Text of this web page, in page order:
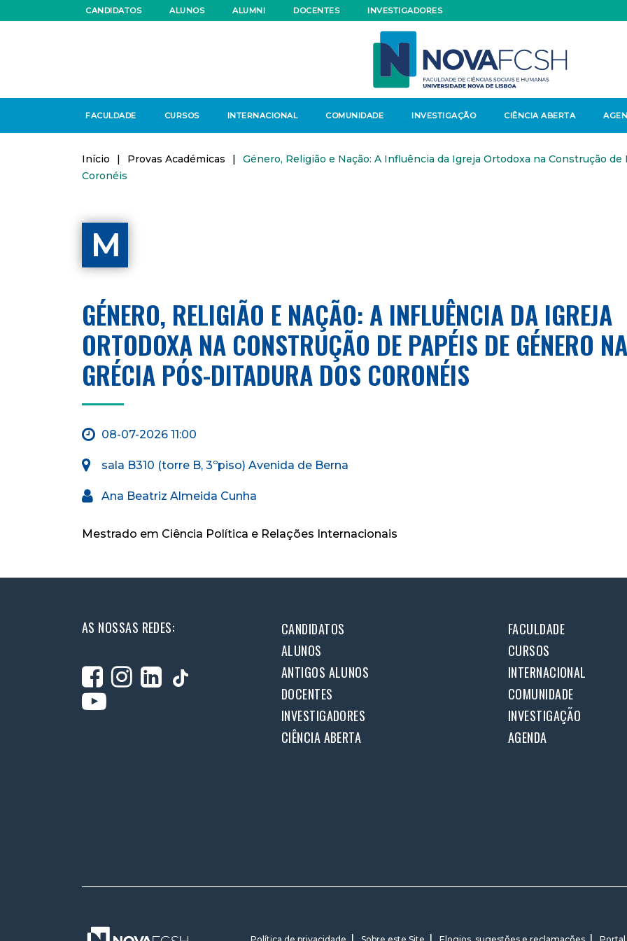
CANDIDATOS ALUNOS ALUMNI DOCENTES INVESTIGADORES
FACULDADE CURSOS INTERNACIONAL COMUNIDADE INVESTIGAÇÃO CIÊNCIA ABERTA
Início | Provas Académicas |
Género, Religião e Nação: A Influência da Igreja Ortodoxa na Construção
Coronéis
M
GÉNERO, RELIGIÃO E NAÇÃO: A INFLUÊNCIA DA IGREJA
ORTODOXA NA CONSTRUÇÃO DE PAPÉIS DE GÉNERO NA
GRÉCIA PÓS-DITADURA DOS CORONÉIS
08-07-2026 11:00
sala B310 (torre B, 3ºpiso) Avenida de Berna
Ana Beatriz Almeida Cunha
Mestrado em Ciência Política e Relações Internacionais
AS NOSSAS REDES: CANDIDATOS
FACULDADE
ALUNOS
CURSOS
ANTIGOS ALUNOS
INTERNACIONAL
DOCENTES
COMUNIDADE
INVESTIGADORES
INVESTIGAÇÃO
CIÊNCIA ABERTA
AGENDA